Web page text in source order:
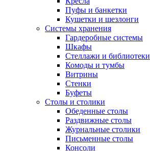
Пуфы и банкетки
Кушетки и шезлонги
Системы хранения
Гардеробные системы
Шкафы
Стеллажи и библиотеки
Комоды и тумбы
Витрины
Стенки
Буфеты
Столы и столики
Обеденные столы
Раздвижные столы
Журнальные столики
Письменные столы
Консоли